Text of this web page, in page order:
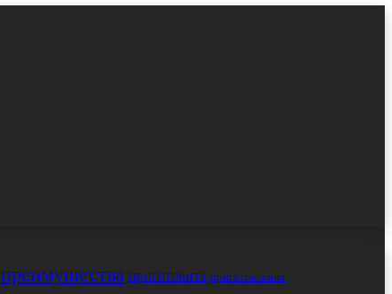
преимущества приготовить приготовления